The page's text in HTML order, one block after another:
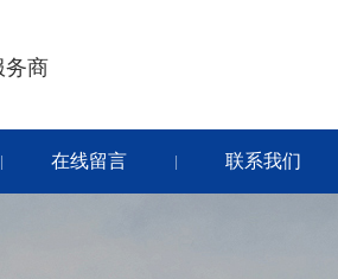
务商
务商
| 在线留言 | 联系我们